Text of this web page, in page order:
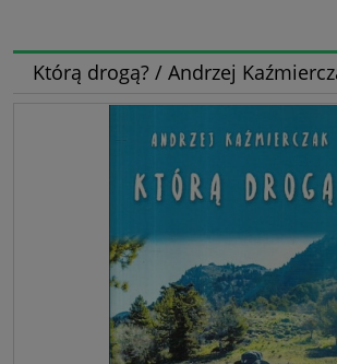
Którą drogą? / Andrzej